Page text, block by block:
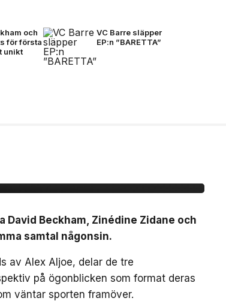
och
för första
unikt
VC Barre släpper
EP:n ”BARETTA”
David Beckham, Zinédine Zidane och
samtal någonsin.
av Alex Aljoe, delar de tre
på ögonblicken som format deras
väntar sporten framöver.